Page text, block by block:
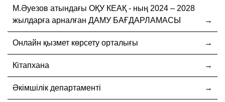
М.Әуезов атындағы ОҚУ КЕАҚ - ның 2024 – 2028
жылдарға арналған ДАМУ БАҒДАРЛАМАСЫ
Онлайн қызмет көрсету орталығы
Кітапхана
Әкімшілік департаменті